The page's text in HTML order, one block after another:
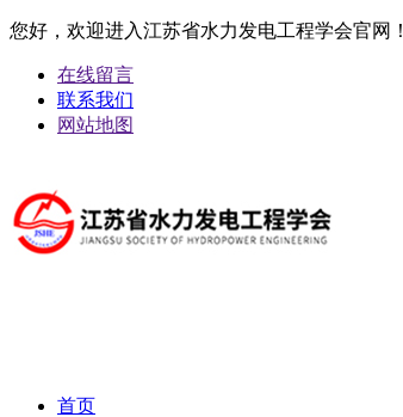
您好，欢迎进入江苏省水力发电工程学会官网！
在线留言
联系我们
网站地图
首页